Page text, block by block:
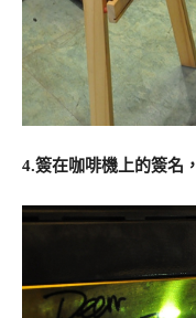
4.簽在咖啡機上的簽名